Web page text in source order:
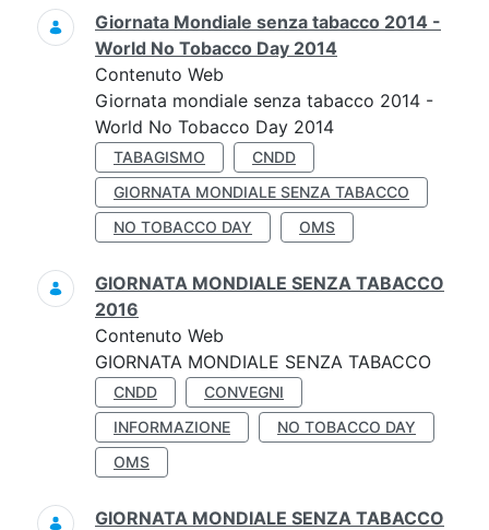
Giornata Mondiale senza tabacco 2014 -
World No Tobacco Day 2014
Contenuto Web
Giornata mondiale senza tabacco 2014 -
World No Tobacco Day 2014
TABAGISMO
CNDD
GIORNATA MONDIALE SENZA TABACCO
NO TOBACCO DAY
OMS
GIORNATA MONDIALE SENZA TABACCO
2016
Contenuto Web
GIORNATA MONDIALE SENZA TABACCO
CNDD
CONVEGNI
INFORMAZIONE
NO TOBACCO DAY
OMS
GIORNATA MONDIALE SENZA TABACCO